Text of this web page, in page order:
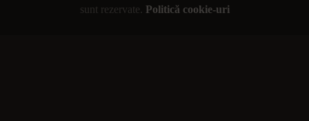
sunt rezervate. Politică cookie-uri